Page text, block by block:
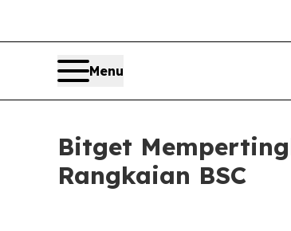
Menu
Bitget
Rangkaian BSC